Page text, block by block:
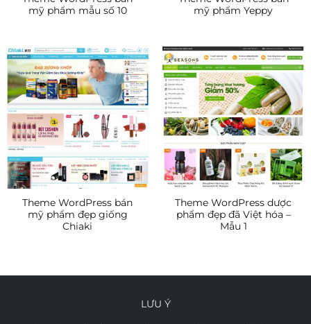
mỹ phẩm mẫu số 10
mỹ phẩm Yeppy
Theme WordPress bán
mỹ phẩm đẹp giống
Chiaki
Theme WordPress dược
phẩm đẹp đã Việt hóa –
Mẫu 1
LƯU Ý